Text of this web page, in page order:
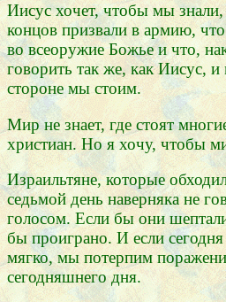
Иисус хочет, чтобы мы знали,
концов призвали в армию,
во всеоружие Божье и что,
говорить так же, как Иисус, и
стороне мы стоим.
Мир не знает, где стоят
христиан. Но я хочу, чтобы
Израильтяне, которые
седьмой день наверняка не
голосом. Если бы они
бы проиграно. И если
мягко, мы потерпим
сегодняшнего дня.